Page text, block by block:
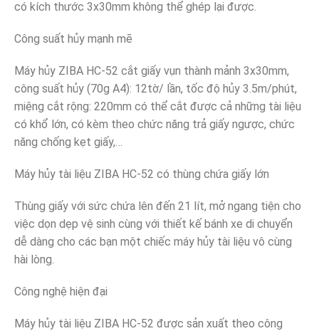
có kích thước 3x30mm không thể ghép lại được.
Công suất hủy mạnh mẽ
Máy hủy ZIBA HC-52 cắt giấy vụn thành mảnh 3x30mm,
công suất hủy (70g A4): 12tờ/ lần, tốc độ hủy 3.5m/phút,
miệng cắt rộng: 220mm có thể cắt được cả những tài liệu
có khổ lớn, có kèm theo chức năng trả giấy ngược, chức
năng chống kẹt giấy,…
Máy hủy tài liệu ZIBA HC-52 có thùng chứa giấy lớn
Thùng giấy với sức chứa lên đến 21 lít, mở ngang tiện cho
việc dọn dẹp vệ sinh cùng với thiết kế bánh xe di chuyển
dễ dàng cho các bạn một chiếc máy hủy tài liệu vô cùng
hài lòng.
Công nghệ hiện đại
Máy hủy tài liệu ZIBA HC-52 được sản xuất theo công